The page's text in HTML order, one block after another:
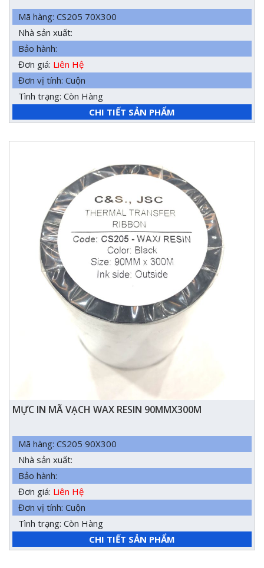
Mã hàng: CS205 70X300
Nhà sản xuất:
Bảo hành:
Đơn giá: Liên Hệ
Đơn vị tính: Cuộn
Tình trạng: Còn Hàng
CHI TIẾT SẢN PHẨM
MỰC IN MÃ VẠCH WAX RESIN 90MMX300M
Mã hàng: CS205 90X300
Nhà sản xuất:
Bảo hành:
Đơn giá: Liên Hệ
Đơn vị tính: Cuộn
Tình trạng: Còn Hàng
CHI TIẾT SẢN PHẨM